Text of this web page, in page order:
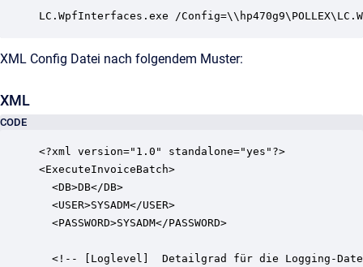
LC.WpfInterfaces.exe /
XML Config Datei nach folgendem Muster:
XML
CODE
<?xml version="1.0" standalone="yes"?>
<ExecuteInvoiceBatch>
<DB>DB</DB>
<USER>SYSADM</USER>
<PASSWORD>SYSADM</PASSWORD>
<!-- [Loglevel]  Detailgrad für die Logging-